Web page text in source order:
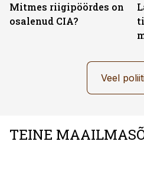
Mitmes riigipöördes on
osalenud CIA?
Veel
TEINE